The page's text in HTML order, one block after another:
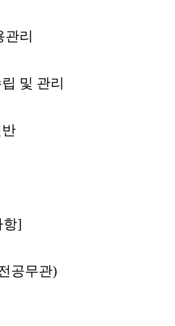
리
및 관리
항]
공무관)